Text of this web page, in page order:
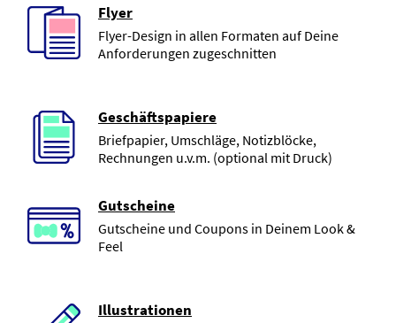
Flyer
Flyer-Design in allen Formaten auf Deine
Anforderungen zugeschnitten
Geschäftspapiere
Briefpapier, Umschläge, Notizblöcke,
Rechnungen u.v.m. (optional mit Druck)
Gutscheine
Gutscheine und Coupons in Deinem Look &
Feel
Illustrationen